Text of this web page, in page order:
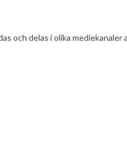
och delas i olika